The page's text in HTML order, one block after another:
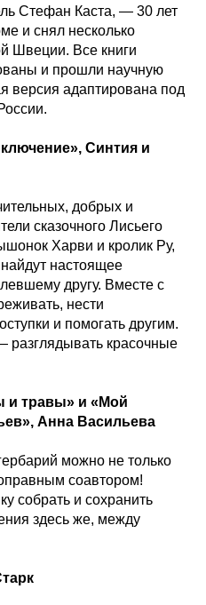
Стефан Каста, — 30 лет
и снял несколько
Швеции. Все книги
и прошли научную
версия адаптирована под
Синтия и
добрых и
сказочного Лисьего
Харви и кролик Ру,
настоящее
другу. Вместе с
нести
и помогать другим.
разглядывать красочные
и травы» и «Мой
Анна Васильева
можно не только
соавтором!
собрать и сохранить
здесь же, между